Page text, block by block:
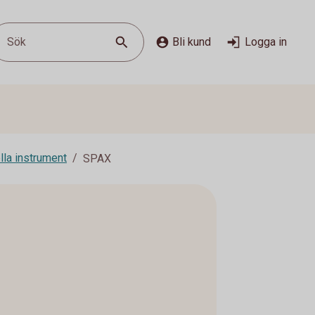
Sök Bli kund Logga in
instrument SPAX